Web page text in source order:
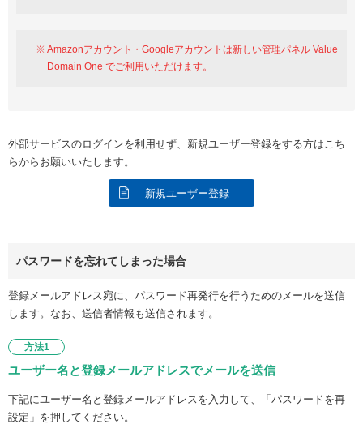
Amazonアカウント・Googleアカウントは新しい管理パネルValue
Domain One でご利用いただけます。
外部サービスのログインを利用せず、新規ユーザー登録をする方はこち
らからお願いいたします。
新規ユーザー登録
パスワードを忘れてしまった場合
登録メールアドレス宛に、パスワード再発行を行うためのメールを送信
します。なお、送信者情報も送信されます。
方法1
ユーザー名と登録メールアドレスでメールを送信
下記にユーザー名と登録メールアドレスを入力して、「パスワードを再
設定」を押してください。